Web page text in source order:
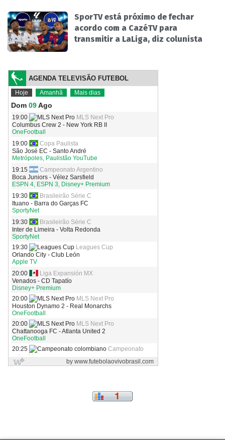
SporTV está próximo de fechar
acordo com a CazéTV para
transmitir a LaLiga, diz colunista